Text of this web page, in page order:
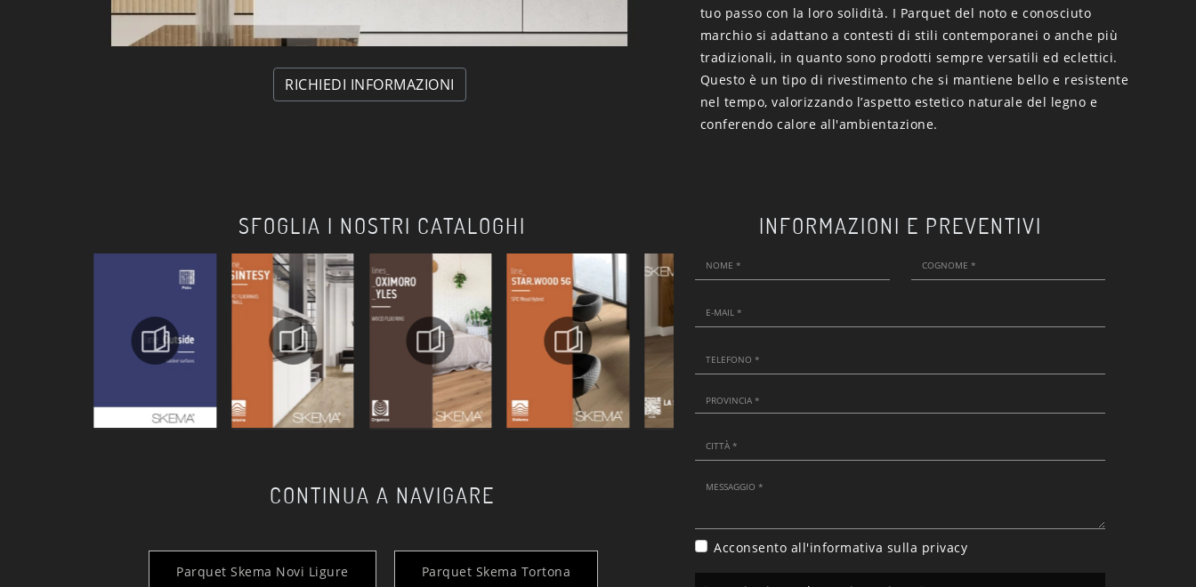
RICHIEDI INFORMAZIONI
tuo passo con la loro solidità. I Parquet del noto e conosciuto
marchio si adattano a contesti di stili contemporanei o anche più
tradizionali, in quanto sono prodotti sempre versatili ed eclettici.
Questo è un tipo di rivestimento che si mantiene bello e resistente
nel tempo, valorizzando l’aspetto estetico naturale del legno e
conferendo calore all'ambientazione.
SFOGLIA I NOSTRI CATALOGHI
CONTINUA A NAVIGARE
Parquet Skema Novi Ligure Parquet Skema Tortona
INFORMAZIONI E PREVENTIVI
Acconsento all'informativa sulla privacy